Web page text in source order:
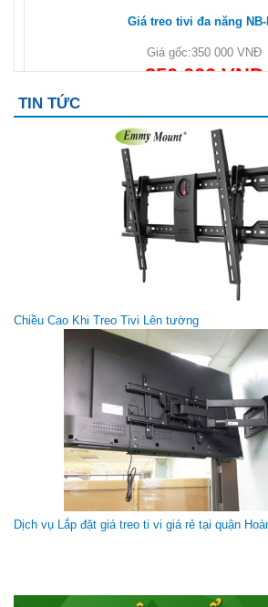
Giá treo tivi đa năng NB-
Giá gốc:350 000 VNĐ
250 000 VNĐ
GIÁ TREO TIVI GÓC ĐA NĂNG 45 -
550 000 VNĐ
2 250 000
TIN TỨC
Chiều Cao Khi Treo Tivi Lên tường
Dịch vụ Lắp đặt giá treo ti vi giá rẻ tại quận